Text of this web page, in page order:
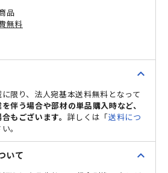
品
無料
expand_less
限り、法人宛基本送料無料となって
伴う場合や部材の単品購入時など、
もございます。 詳しくは「送料につ
。
いて expand_less